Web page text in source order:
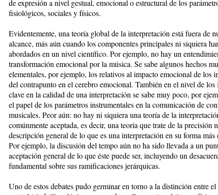
de expresión a nivel gestual, emocional o estructural de los
fisiológicos, sociales y físicos.
Evidentemente, una teoría global de la interpretación está fuera de
alcance, más aún cuando los componentes principales ni siquiera
abordados en un nivel científico. Por ejemplo, no hay un
transformación emocional por la música. Se sabe algunos hechos
elementales, por ejemplo, los relativos al impacto emocional de los
del contrapunto en el cerebro emocional. También en el nivel de los
clave en la calidad de una interpretación se sabe muy poco, por
el papel de los parámetros instrumentales en la comunicación de
musicales. Peor aún: no hay ni siquiera una teoría de la
comúnmente aceptada, es decir, una teoría que trate de la precisión
descripción general de lo que es una interpretación en su forma más
Por ejemplo, la discusión del tempo aún no ha sido llevada a un
aceptación general de lo que éste puede ser, incluyendo un
fundamental sobre sus ramificaciones jerárquicas.
Uno de estos debates pudo germinar en torno a la distinción entre